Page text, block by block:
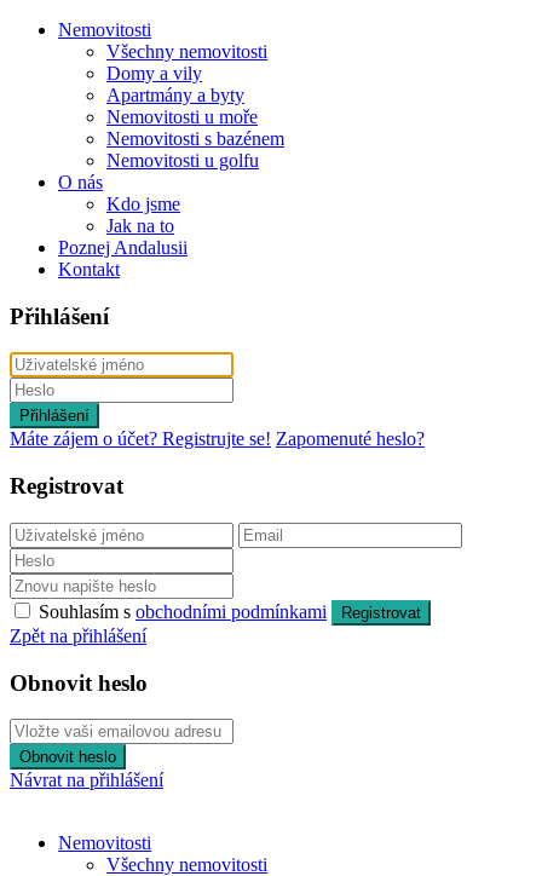
Nemovitosti
Všechny nemovitosti
Domy a vily
Apartmány a byty
Nemovitosti u moře
Nemovitosti s bazénem
Nemovitosti u golfu
O nás
Kdo jsme
Jak na to
Poznej Andalusii
Kontakt
Přihlášení
Přihlášení
Máte zájem o účet? Registrujte se! Zapomenuté heslo?
Registrovat
Souhlasím s obchodními podmínkami Registrovat
Zpět na přihlášení
Obnovit heslo
Obnovit heslo
Návrat na přihlášení
Nemovitosti
Všechny nemovitosti